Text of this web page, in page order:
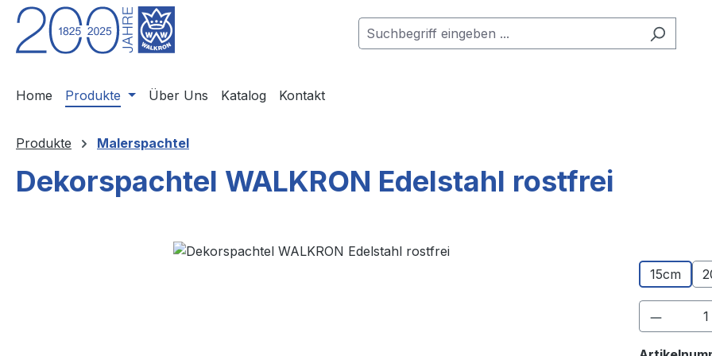
Hauptinhalt springen
Zur Suche springen
Zur Hauptnavigation springen
Home Produkte Über Uns Katalog Kontakt
Produkte Malerspachtel
Dekorspachtel WALKRON Edelstahl rostfrei
Bildergalerie überspringen
15cm